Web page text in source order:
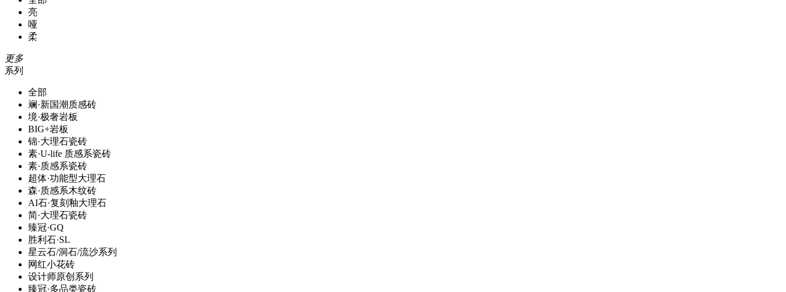
亮
哑
柔
更多
系列
全部
斓·新国潮质感砖
境·极奢岩板
BIG+岩板
锦·大理石瓷砖
素·U-life 质感系瓷砖
素·质感系瓷砖
超体·功能型大理石
森·质感系木纹砖
AI石·复刻釉大理石
简·大理石瓷砖
臻冠·GQ
胜利石·SL
星云石/洞石/流沙系列
网红小花砖
设计师原创系列
臻冠·多品类瓷砖